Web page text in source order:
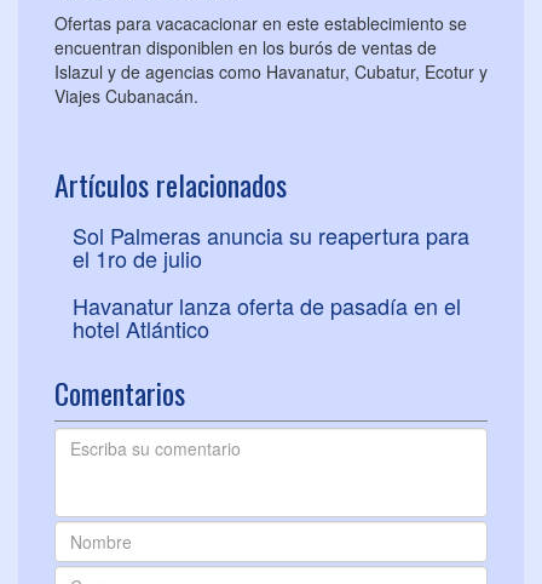
Ofertas para vacacacionar en este establecimiento se
encuentran disponiblen en los burós de ventas de
Islazul y de agencias como Havanatur, Cubatur, Ecotur y
Viajes Cubanacán.
Artículos relacionados
Sol Palmeras anuncia su reapertura para
el 1ro de julio
Havanatur lanza oferta de pasadía en el
hotel Atlántico
Comentarios